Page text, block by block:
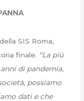
SIS Roma,
finale. “La più
di pandemia,
possiamo
dati e che